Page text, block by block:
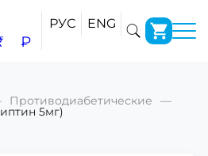
₽
РУС ENG
Противодиабетические
5мг)